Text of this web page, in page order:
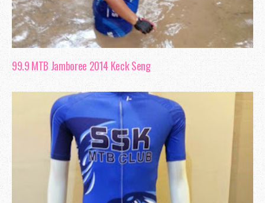
99.9 MTB Jamboree 2014 Keck Seng